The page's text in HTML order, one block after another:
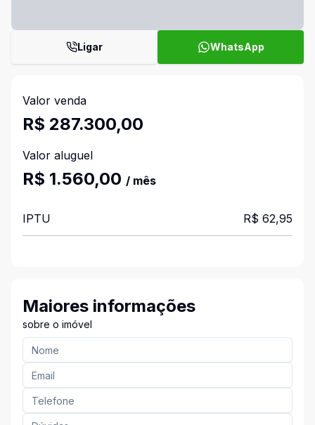
Ligar WhatsApp
Valor venda
R$ 287.300,00
Valor aluguel
R$ 1.560,00 / mês
IPTU R$ 62,95
Maiores informações
sobre o imóvel